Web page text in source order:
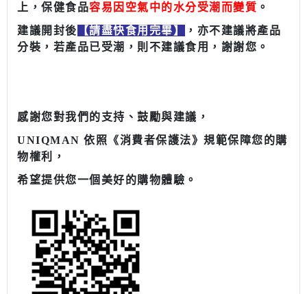
上，保健食品容易因空氣中的水分受潮而變質 。
建議開封後 【請盡快食用完畢】
，亦不建議將產品
分裝 ，若產品已受潮，則不建議食用，謝謝您。
感謝您對我們的支持、鼓勵與建議，
UNIQMAN 依照《消費者保護法》規範保障您的購
物權利，
希望提供您一個美好的購物體驗。